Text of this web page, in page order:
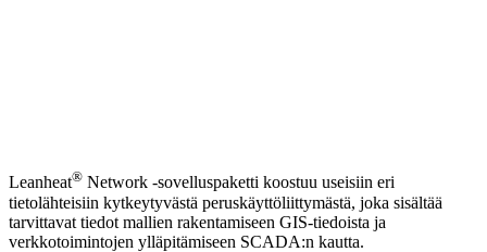
Leanheat® Network -sovelluspaketti koostuu useisiin eri
tietolähteisiin kytkeytyvästä peruskäyttöliittymästä, joka sisältää
tarvittavat tiedot mallien rakentamiseen GIS-tiedoista ja
verkkotoimintojen ylläpitämiseen SCADA:n kautta.